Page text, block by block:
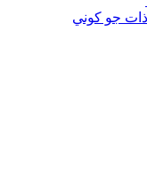
ذات جو كوني